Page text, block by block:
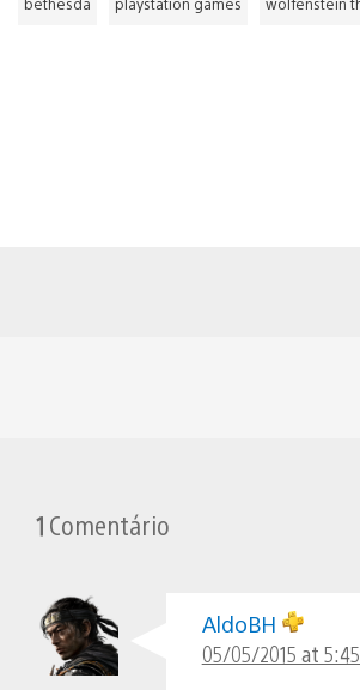
1 Comentário
AldoBH
05/05/2015 at